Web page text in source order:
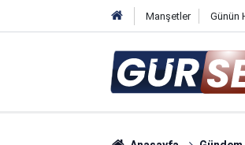
Manşetler Günün